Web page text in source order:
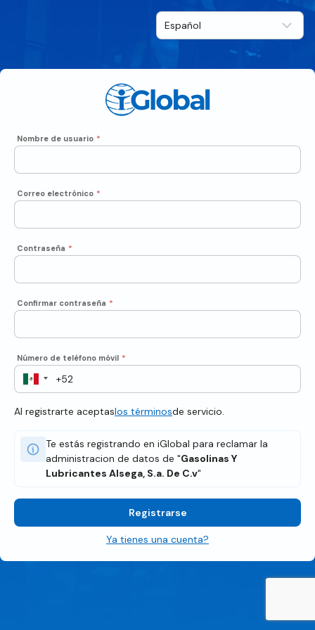
Nombre de usuario *
Correo electrónico *
Contraseña *
Confirmar contraseña *
Número de teléfono móvil *
Al registrarte aceptaslos términosde servicio.
Te estás registrando en iGlobal para reclamar la
administracion de datos de "Gasolinas Y
Lubricantes Alsega, S.a. De C.v"
Registrarse
Ya tienes una cuenta?